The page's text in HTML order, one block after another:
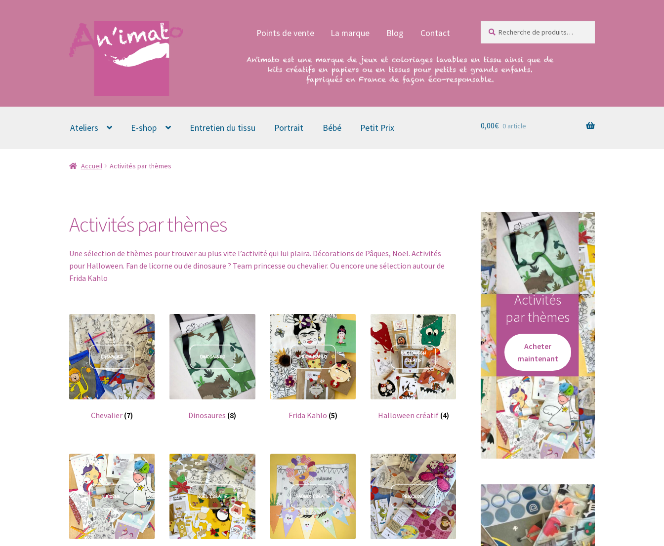
Aller
la
Aller
au
contenu
Points de vente La marque Blog Contact
pour :
Ateliers E-shop Entretien du tissu Portrait Bébé Petit Prix 0,00€ 0 article
Accueil Activités par thèmes
Activités par thèmes
Une sélection de thèmes pour trouver au plus vite l’activité qui lui plaira. Décorations de Pâques, Noël. Activités
pour Halloween. Fan de licorne ou de dinosaure ? Team princesse ou chevalier. Ou encore une sélection autour de
Frida Kahlo
Chevalier (7) Dinosaures (8) Frida Kahlo (5) Halloween créatif (4)
Activités
par thèmes
Acheter
maintenant